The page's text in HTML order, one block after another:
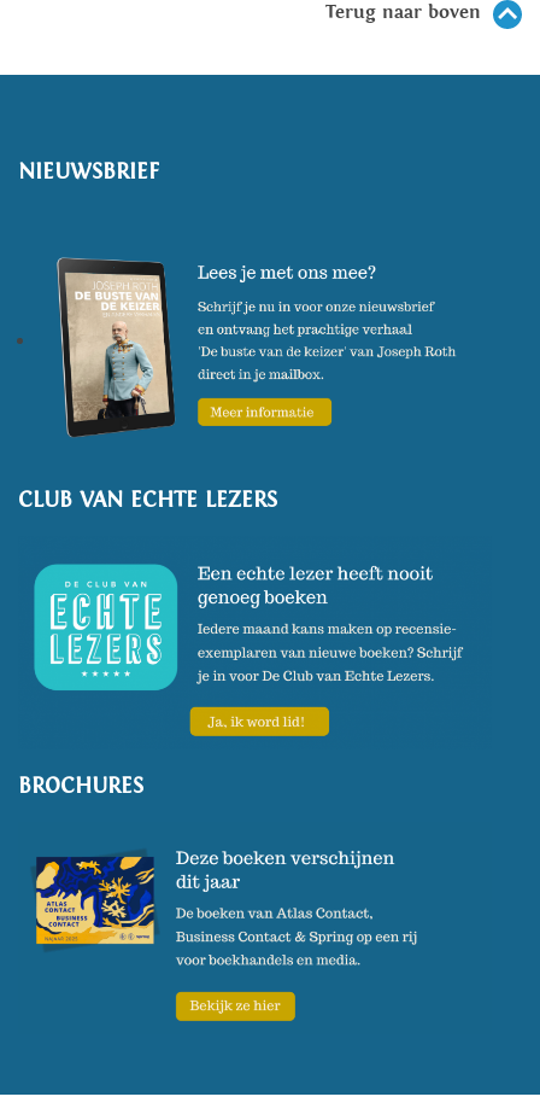
Terug naar boven
NIEUWSBRIEF
CLUB VAN ECHTE LEZERS
BROCHURES